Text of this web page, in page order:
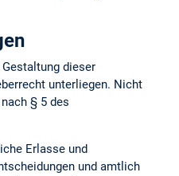
dieser
unterliegen. Nicht
§ 5 des
Erlasse und
und amtlich